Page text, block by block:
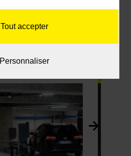
28 JUILLET
Tout accepter
Personnaliser